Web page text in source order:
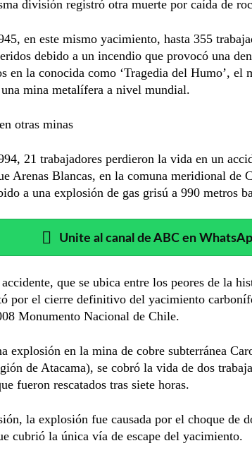
división registró otra muerte por caída de
en este mismo yacimiento, hasta 355
debido a un incendio que provocó una
en la conocida como ‘Tragedia del Humo’, el
mina metalífera a nivel mundial.
otras minas
21 trabajadores perdieron la vida en un
Arenas Blancas, en la comuna meridional de
a una explosión de gas grisú a 990 metros
Unite al canal de ABC en
que se ubica entre los peores de la
por el cierre definitivo del yacimiento
Monumento Nacional de Chile.
explosión en la mina de cobre subterránea
de Atacama), se cobró la vida de dos
fueron rescatados tras siete horas.
la explosión fue causada por el choque de
cubrió la única vía de escape del yacimiento.